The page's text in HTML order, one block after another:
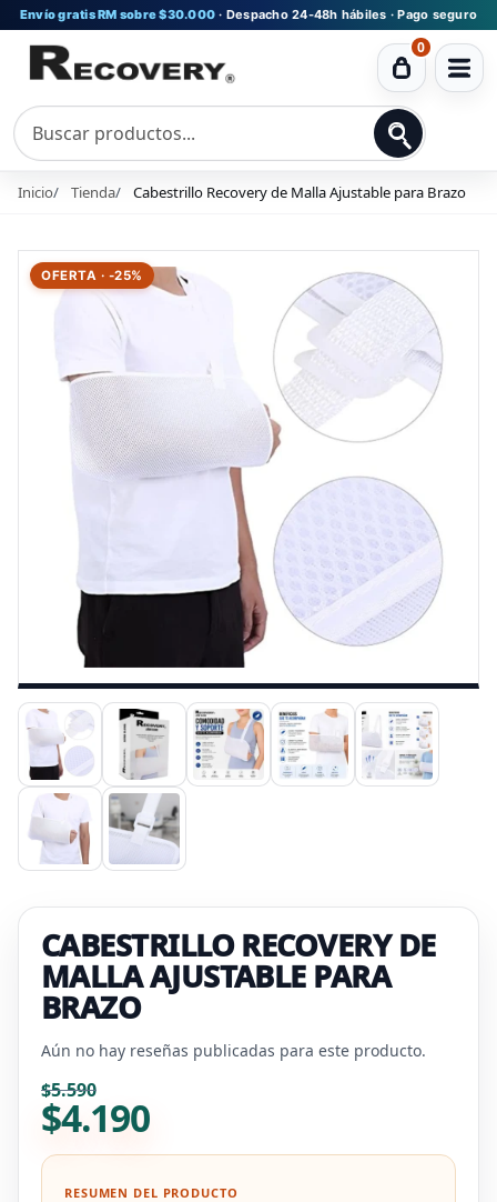
Envío gratis RM sobre $30.000 · Despacho 24-48h hábiles · Pago seguro
Ver
0
Inicio Tienda Cabestrillo Recovery de Malla Ajustable para Brazo
OFERTA · -25%
CABESTRILLO RECOVERY DE
MALLA AJUSTABLE PARA
BRAZO
Aún no hay reseñas publicadas para este producto.
$5.590
El precio original era:
$4.190
El precio actual es: $4.190.
RESUMEN DEL PRODUCTO